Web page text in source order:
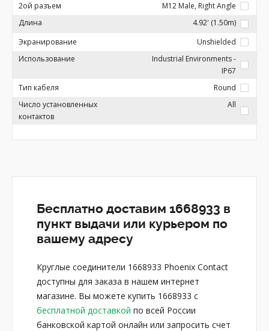
2ой разъем
M12 Male, Right Angle
Длина
4.92' (1.50m)
Экранирование
Unshielded
Использование
Industrial Environments -
IP67
Тип кабеля
Round
Число установленных
контактов
All
Бесплатно доставим 1668933 в
пункт выдачи или курьером по
вашему адресу
Круглые соединители 1668933 Phoenix Contact
доступны для заказа в нашем интернет
магазине. Вы можете купить 1668933 с
бесплатной доставкой по всей России
банковской картой онлайн или запросить счет